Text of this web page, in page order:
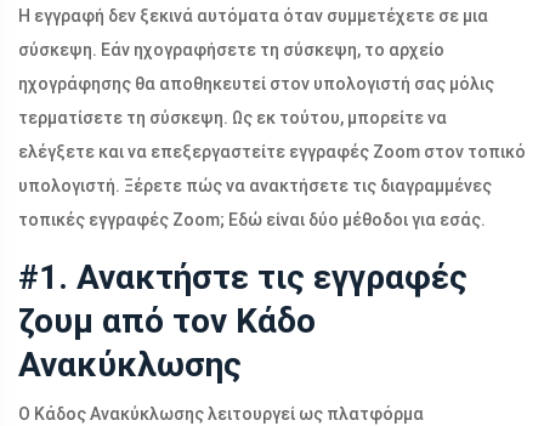
Η εγγραφή δεν ξεκινά αυτόματα όταν συμμετέχετε σε μια
σύσκεψη. Εάν ηχογραφήσετε τη σύσκεψη, το αρχείο
ηχογράφησης θα αποθηκευτεί στον υπολογιστή σας μόλις
τερματίσετε τη σύσκεψη. Ως εκ τούτου, μπορείτε να
ελέγξετε και να επεξεργαστείτε εγγραφές Zoom στον τοπικό
υπολογιστή. Ξέρετε πώς να ανακτήσετε τις διαγραμμένες
τοπικές εγγραφές Zoom; Εδώ είναι δύο μέθοδοι για εσάς.
#1. Ανακτήστε τις εγγραφές
ζουμ από τον Κάδο
Ανακύκλωσης
Ο Κάδος Ανακύκλωσης λειτουργεί ως πλατφόρμα